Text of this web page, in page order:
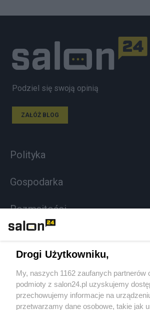
Podziel się swoją opinią
ZAŁÓŻ BLOG
Polityka
Gospodarka
Rozmaitości
Sport
Społeczeństwo
Drogi Użytkowniku,
My, naszych 1162 zaufanych partnerów
podmioty z salon24.pl uzyskujemy
przechowujemy informacje na
przetwarzamy dane osobowe, takie jak